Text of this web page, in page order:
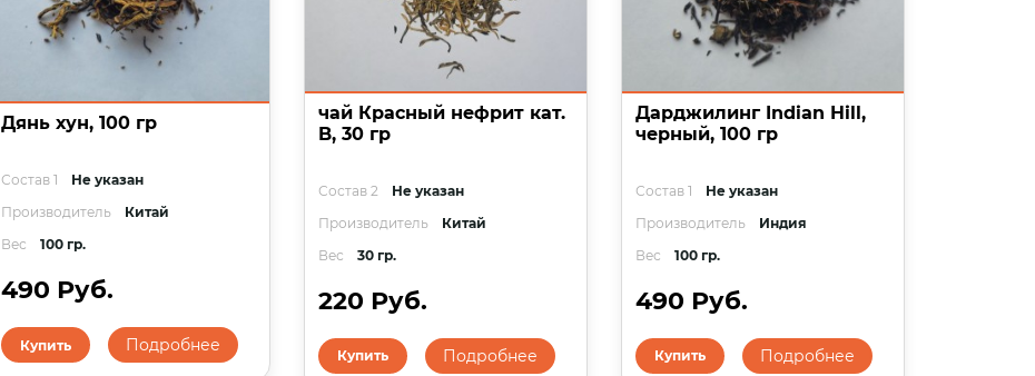
Дянь хун, 100 гр
Состав 1
Не указан
Производитель
Китай
Вес
100 гр.
490 Руб.
Купить Подробнее
чай Красный нефрит кат.
B, 30 гр
Состав 2
Не указан
Производитель
Китай
Вес
30 гр.
220 Руб.
Купить Подробнее
Дарджилинг Indian Hill,
черный, 100 гр
Состав 1
Не указан
Производитель
Индия
Вес
100 гр.
490 Руб.
Купить Подробнее